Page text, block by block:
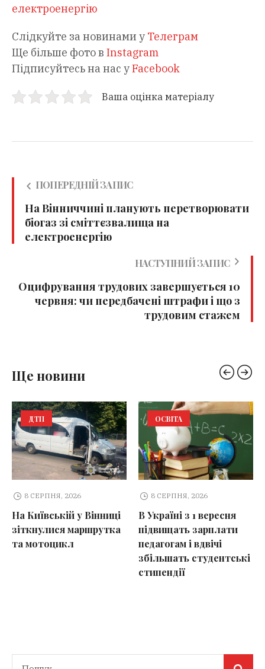
електроенергію
Слідкуйте за новинами у Телеграм
Ще більше фото в Instagram
Підписуйтесь на нас уFacebook
Ваша оцінка матеріалу
ПОПЕРЕДНІЙ ЗАПИС
На Вінниччині планують перетворювати
біогаз зі сміттєзвалища на
електроенергію
НАСТУПНИЙ ЗАПИС
Оцифрування трудових завершується 10
червня: чи передбачені штрафи і що з
трудовим стажем
Ще новини
ДТП
8 СЕРПНЯ, 2026
На Київській у Вінниці
зіткнулися маршрутка
та мотоцикл
ОСВІТА
8 СЕРПНЯ, 2026
В Україні з 1 вересня
підвищать зарплати
педагогам і вдвічі
збільшать студентські
стипендії